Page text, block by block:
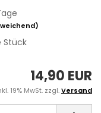
Stück
14,90 EUR
19% MwSt. zzgl.Versand